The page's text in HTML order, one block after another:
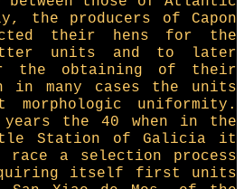
the producers of Capon
their hens for the
units and to later
the obtaining of their
in many cases the units
morphologic uniformity.
the 40 when in the
Station of Galicia it
a selection process
itself first units